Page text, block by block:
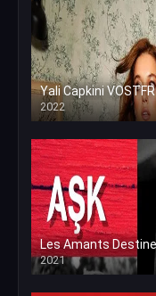
Yali Capkini VOSTFR
2022
2021